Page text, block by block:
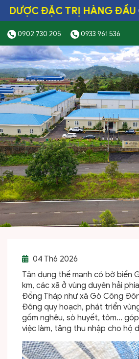
ĐẶC TRỊ HÀNG ĐẦU
0902 730 205 0933 961 536
04 Th6 2026
Tận dụng thế mạnh có bờ biển
km, các xã ở vùng duyên hải
Đồng Tháp như xã Gò Công
Đông quy hoạch, phát triển
gồm nghêu, sò huyết, tôm…
việc làm, tăng thu nhập cho hộ